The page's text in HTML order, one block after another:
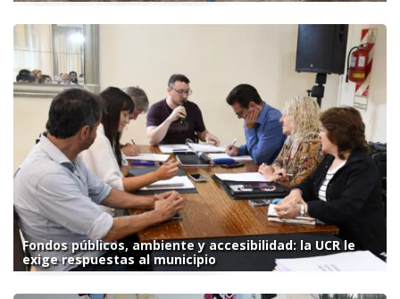
Fondos públicos, ambiente y accesibilidad: la UCR le
exige respuestas al municipio